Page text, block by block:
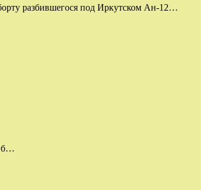
разбившегося под Иркутском Ан-12…